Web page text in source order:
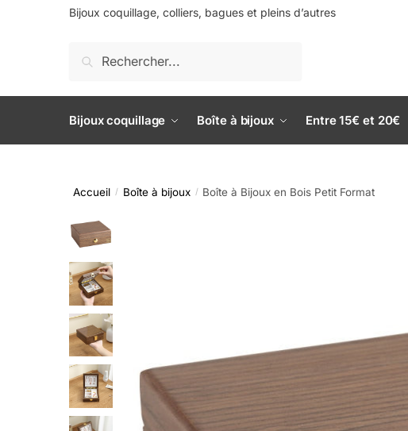
Bijoux coquillage, colliers, bagues et pleins d’autres
Recherche
Bijoux coquillage Boîte à bijoux Entre 15€ et 20€
Accueil / Boîte à bijoux / Boîte à Bijoux en Bois Petit Format